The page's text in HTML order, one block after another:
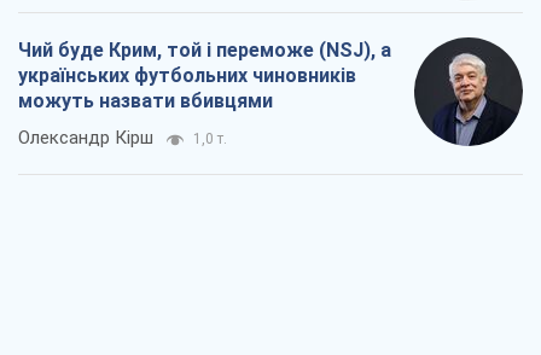
Чий буде Крим, той і переможе (NSJ), а
українських футбольних чиновників
можуть назвати вбивцями
Олександр Кірш 1,0 т.